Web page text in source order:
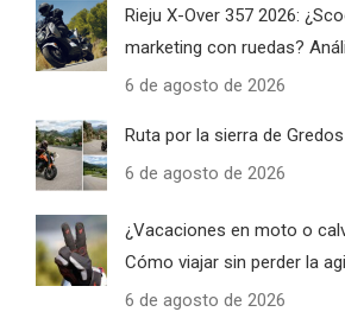
Rieju X-Over 357 2026:
marketing con ruedas?
6 de agosto de 2026
Ruta por la sierra de Gredos
6 de agosto de 2026
¿Vacaciones en moto o
Cómo viajar sin perder la
6 de agosto de 2026